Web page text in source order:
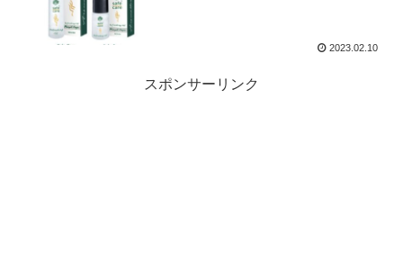
2023.02.10
スポンサーリンク